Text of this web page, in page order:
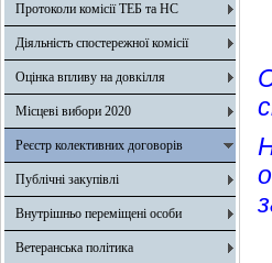
Протоколи комісії ТЕБ та НС
Діяльність спостережної комісії
Оцінка впливу на довкілля
Місцеві вибори 2020
Реєстр колективних договорів
Публічні закупівлі
Внутрішньо переміщені особи
Ветеранська політика